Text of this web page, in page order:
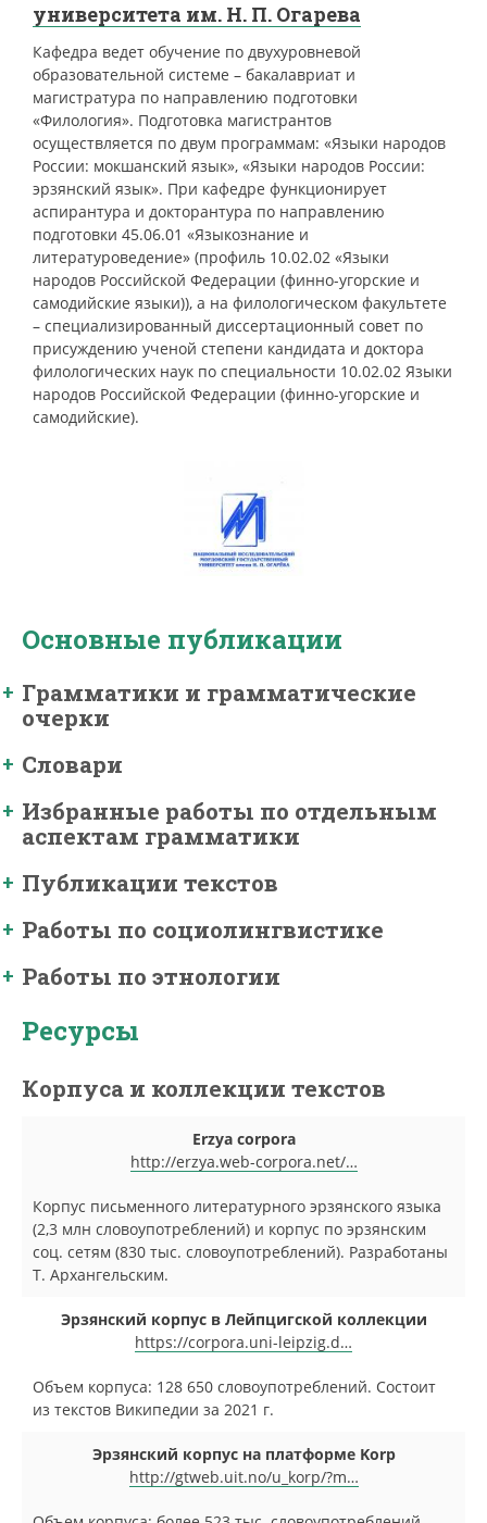
университета им. Н. П. Огарева
Кафедра ведет обучение по двухуровневой
образовательной системе – бакалавриат и
магистратура по направлению подготовки
«Филология». Подготовка магистрантов
осуществляется по двум программам: «Языки народов
России: мокшанский язык», «Языки народов России:
эрзянский язык». При кафедре функционирует
аспирантура и докторантура по направлению
подготовки 45.06.01 «Языкознание и
литературоведение» (профиль 10.02.02 «Языки
народов Российской Федерации (финно-угорские и
самодийские языки)), а на филологическом факультете
– специализированный диссертационный совет по
присуждению ученой степени кандидата и доктора
филологических наук по специальности 10.02.02 Языки
народов Российской Федерации (финно-угорские и
самодийские).
Основные публикации
Грамматики и грамматические
очерки
Словари
Избранные работы по отдельным
аспектам грамматики
Публикации текстов
Работы по социолингвистике
Работы по этнологии
Ресурсы
Корпуса и коллекции текстов
Erzya corpora
http://erzya.web-corpora.net/…
Корпус письменного литературного эрзянского языка
(2,3 млн словоупотреблений) и корпус по эрзянским
соц. сетям (830 тыс. словоупотреблений). Разработаны
Т. Архангельским.
Эрзянский корпус в Лейпцигской коллекции
https://corpora.uni-leipzig.d…
Объем корпуса: 128 650 словоупотреблений. Состоит
из текстов Википедии за 2021 г.
Эрзянский корпус на платформе Korp
http://gtweb.uit.no/u_korp/?m…